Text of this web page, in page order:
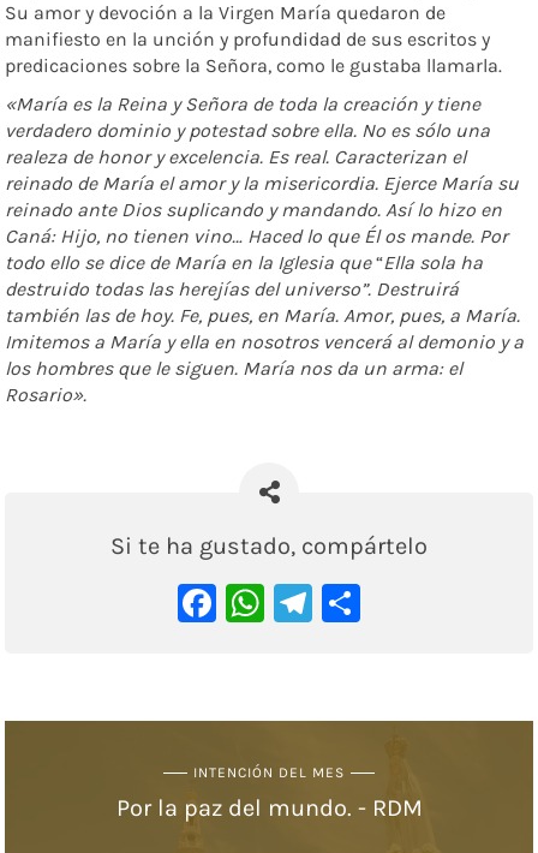
Su amor y devoción a la Virgen María quedaron de
manifiesto en la unción y profundidad de sus escritos y
predicaciones sobre la Señora, como le gustaba llamarla.
«María es la Reina y Señora de toda la creación y tiene
verdadero dominio y potestad sobre ella. No es sólo una
realeza de honor y excelencia. Es real. Caracterizan el
reinado de María el amor y la misericordia. Ejerce María su
reinado ante Dios suplicando y mandando. Así lo hizo en
Caná: Hijo, no tienen vino… Haced lo que Él os mande. Por
todo ello se dice de María en la Iglesia que“Ella sola ha
destruido todas las herejías del universo”. Destruirá
también las de hoy. Fe, pues, en María. Amor, pues, a María.
Imitemos a María y ella en nosotros vencerá al demonio y a
los hombres que le siguen. María nos da un arma: el
Rosario».
Si te ha gustado, compártelo
Facebook
WhatsApp
Telegram
INTENCIÓN DEL MES
Por la paz del mundo. - RDM